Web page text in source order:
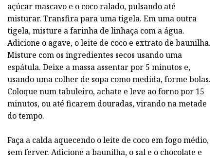
açúcar mascavo e o coco ralado, pulsando até
misturar. Transfira para uma tigela. Em uma outra
tigela, misture a farinha de linhaça com a água.
Adicione o agave, o leite de coco e extrato de baunilha.
Misture com os ingredientes secos usando uma
espátula. Deixe a massa assentar por 5 minutos e,
usando uma colher de sopa como medida, forme bolas.
Coloque num tabuleiro, achate e leve ao forno por 15
minutos, ou até ficarem douradas, virando na metade
do tempo.
Faça a calda aquecendo o leite de coco em fogo médio,
sem ferver. Adicione a baunilha, o sal e o chocolate e